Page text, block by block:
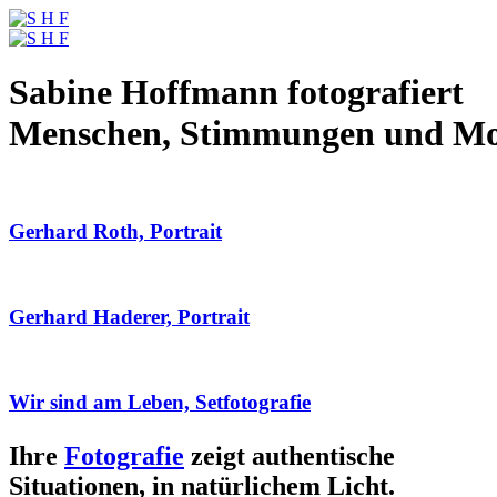
Sabine Hoffmann fotografiert
Menschen, Stimmungen und
Gerhard Roth, Portrait
Gerhard Haderer, Portrait
Wir sind am Leben, Setfotografie
Ihre Fotografie zeigt authentische
Situationen, in natürlichem Licht.